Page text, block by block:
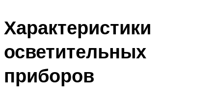
Характеристики
осветительных
приборов